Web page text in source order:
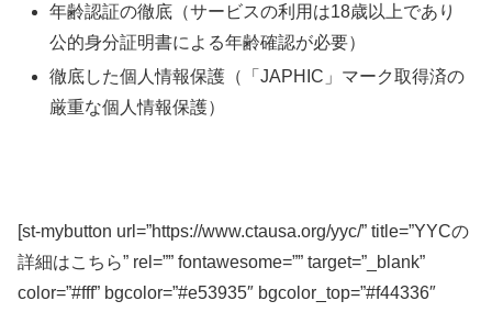
年齢認証の徹底（サービスの利用は18歳以上であり
公的身分証明書による年齢確認が必要）
徹底した個人情報保護（「JAPHIC」マーク取得済の
厳重な個人情報保護）
[st-mybutton url=”https://www.ctausa.org/yyc/” title=”YYCの
詳細はこちら” rel=”” fontawesome=”” target=”_blank”
color=”#fff” bgcolor=”#e53935″ bgcolor_top=”#f44336″